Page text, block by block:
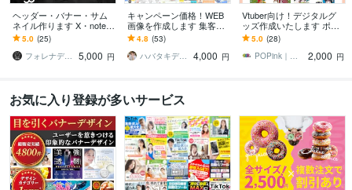
ヘッダー・バナー・サム
ネイル作ります X・note・
Brain・インスタ・広告
【親しみ特化】
5.0 (25)
フォレナデザイン
5,000 円
キャンペーン価格！WEB
画像を作成します 集客・
効果のでるバナー・ヘッ
ダー
4.8 (53)
ハバタキデザイン
4,000 円
Vtuber向け！デジタルグ
ッズ作成いたします ポッ
プなデザインを中心に
様々なテイストで作成し
ます
5.0 (28)
POPink｜ポップインク
2,000 円
お気に入り登録が多いサービス